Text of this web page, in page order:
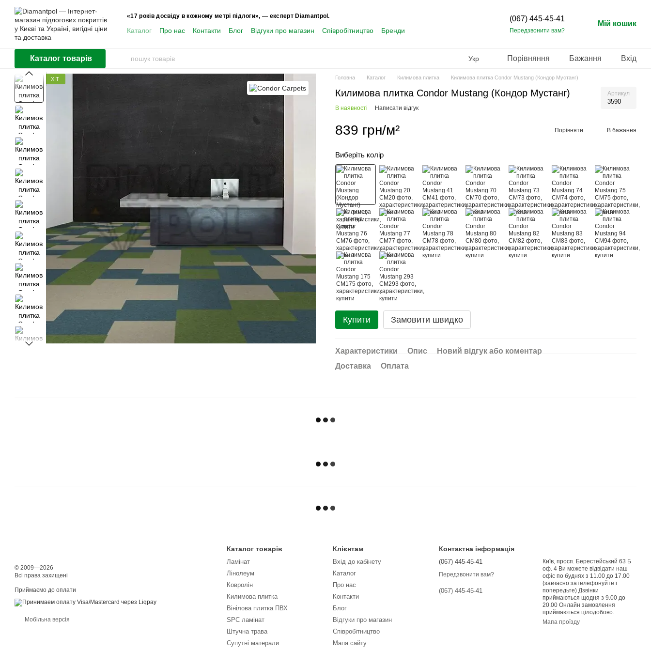
Перейти до основного контенту
«17 років досвіду в кожному метрі підлоги», — експерт Diamantpol.
Каталог Про нас Контакти Блог Відгуки про магазин Співробітництво
Бренди
(067) 445-45-41
Передзвонити вам?
Мій кошик
Каталог товарів Укр Порівняння Бажання Вхід
ХІТ Головна Каталог Килимова плитка Килимова плитка Condor Mustang (Кондор Мустанг)
Килимова плитка Condor Mustang (Кондор Мустанг) Артикул
3590
В наявності Написати відгук
839 грн/м² Порівняти В бажання
Виберіть колір
Купити Замовити швидко
Характеристики Опис
Новий відгук або коментар
Доставка
Оплата
© 2009—2026
Всі права захищені
Приймаємо до оплати
Мобільна версія
Каталог товарів
Ламінат
Лінолеум
Ковролін
Килимова плитка
Вінілова плитка ПВХ
SPC ламінат
Штучна трава
Супутні матерали
Клієнтам
Вхід до кабінету
Каталог
Про нас
Контакти
Блог
Відгуки про магазин
Співробітництво
Мапа сайту
Контактна інформація
(067) 445-45-41
Передзвонити вам?
(067) 445-45-41
Київ, просп. Берестейський 63 Б
оф. 4 Ви можете відвідати наш
офіс по буднях з 11.00 до 17.00
(завчасно зателефонуйте і
попередьте) Дзвінки
приймаються щодня з 9.00 до
20.00 Онлайн замовлення
приймаються цілодобово.
Мапа проїзду